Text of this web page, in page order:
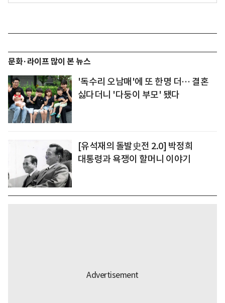
문화·라이프 많이 본 뉴스
'독수리 오남매'에 또 한명 더… 결혼
싫다더니 '다둥이 부모' 됐다
[유석재의 돌발史전 2.0] 박정희
대통령과 욕쟁이 할머니 이야기